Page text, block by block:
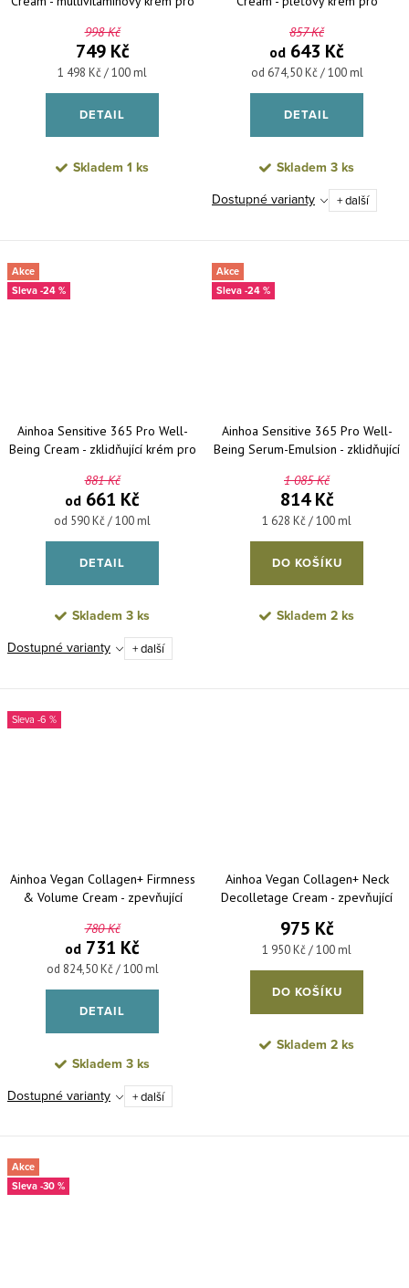
998 Kč
749 Kč
Měrná cena:
1 498 Kč / 100 ml
DETAIL
Skladem 1 ks
857 Kč
od 643 Kč
Měrná cena:
od 674,50 Kč / 100 ml
DETAIL
Skladem 3 ks
Dostupné varianty + další
Akce
-24 %
Ainhoa Sensitive 365 Pro Well-
Being Cream - zklidňující krém pro
881 Kč
od 661 Kč
Měrná cena:
od 590 Kč / 100 ml
DETAIL
Skladem 3 ks
Dostupné varianty + další
Akce
-24 %
Ainhoa Sensitive 365 Pro Well-
Being Serum-Emulsion - zklidňující
50 ml
1 085 Kč
814 Kč
Měrná cena:
1 628 Kč / 100 ml
DO KOŠÍKU
Skladem 2 ks
-6 %
Ainhoa Vegan Collagen+ Firmness
& Volume Cream - zpevňující
780 Kč
od 731 Kč
Měrná cena:
od 824,50 Kč / 100 ml
DETAIL
Skladem 3 ks
Dostupné varianty + další
Ainhoa Vegan Collagen+ Neck
Decolletage Cream - zpevňující
975 Kč
Měrná cena:
1 950 Kč / 100 ml
DO KOŠÍKU
Skladem 2 ks
Akce
-30 %